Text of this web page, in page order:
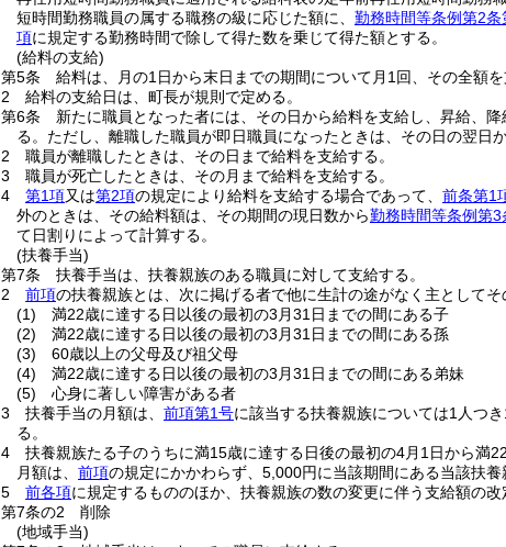
短時間勤務職員の属する職務の級に応じた額に、 勤務時間等条例第2条
項に規定する勤務時間で除して得た数を乗じて得た額とする。
(給料の支給)
第5条
給料は、月の1日から末日までの期間について月1回、その全額を
2
給料の支給日は、町長が規則で定める。
第6条
新たに職員となった者には、その日から給料を支給し、昇給、
る。 ただし、離職した職員が即日職員になったときは、その日の翌日
2
職員が離職したときは、その日まで給料を支給する。
3
職員が死亡したときは、その月まで給料を支給する。
4
第1項又は第2項の規定により給料を支給する場合であって、 前条第1
外のときは、その給料額は、その期間の現日数から勤務時間等条例第3
て日割りによって計算する。
(扶養手当)
第7条
扶養手当は、扶養親族のある職員に対して支給する。
2
前項の扶養親族とは、次に掲げる者で他に生計の途がなく主としてそ
(1)
満22歳に達する日以後の最初の3月31日までの間にある子
(2)
満22歳に達する日以後の最初の3月31日までの間にある孫
(3)
60歳以上の父母及び祖父母
(4)
満22歳に達する日以後の最初の3月31日までの間にある弟妹
(5)
心身に著しい障害がある者
3
扶養手当の月額は、 前項第1号に該当する扶養親族については1人つき
る。
4
扶養親族たる子のうちに満15歳に達する日後の最初の4月1日から満
月額は、 前項の規定にかかわらず、5,000円に当該期間にある当該扶
5
前各項に規定するもののほか、扶養親族の数の変更に伴う支給額の
第7条の2
削除
(地域手当)